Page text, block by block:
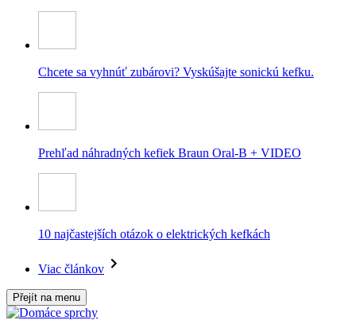
Chcete sa vyhnúť zubárovi? Vyskúšajte sonickú kefku.
Prehľad náhradných kefiek Braun Oral-B + VIDEO
10 najčastejších otázok o elektrických kefkách
Viac článkov
Přejít na menu